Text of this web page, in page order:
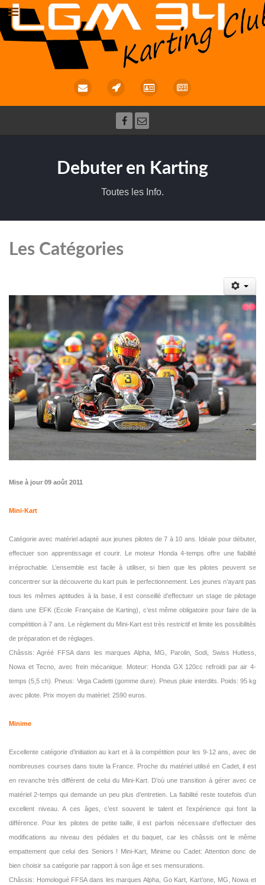
Debuter en Karting
Toutes les Info.
Les Catégories
Mise à jour 09 août 2011
Mini-Kart
Catégorie avec matériel adapté aux jeunes pilotes de 7 à 10 ans. Idéale pour débuter,
effectuer son apprentissage et courir. Le moteur Honda 4-temps offre une fiabilité
irréprochable. L’ensemble est facile à utiliser, si bien que les pilotes peuvent se
concentrer sur la découverte du kart puis le perfectionnement. Les jeunes n’ayant pas
tous les mêmes aptitudes à la base, il est conseillé d’effectuer un stage de pilotage
dans une EFK (Ecole Française de Karting), c’est même obligatoire pour faire de la
compétition à 7 ans. Le règlement du Mini-Kart est très restrictif et limite les possibilités
de préparation et de réglages.
Châssis: Agréé FFSA dans les marques Alpha, MG, Parolin, Sodi, Swiss Hutless,
Nowa et Tecno, avec frein mécanique. Moteur: Honda GX 120cc refroidi par air 4-
temps (5,5 ch). Pneus: Vega Cadetti (gomme dure). Pneus pluie interdits. Poids: 95 kg
avec pilote. Prix moyen du matériel: 2590 euros.
Minime
Excellente catégorie d’initiation au kart et à la compétition pour les 9-12 ans, avec de
nombreuses courses dans toute la France. Proche du matériel utilisé en Cadet, il est
en revanche très différent de celui du Mini-Kart. D’où une transition à gérer avec ce
matériel 2-temps qui demande un peu plus d’entretien. La fiabilité reste toutefois d’un
excellent niveau. A ces âges, c’est souvent le talent et l’expérience qui font la
différence. Pour les pilotes de petite taille, il est parfois nécessaire d’effectuer des
modifications au niveau des pédales et du baquet, car les châssis ont le même
empattement que celui des Seniors ! Mini-Kart, Minime ou Cadet: Attention donc de
bien choisir sa catégorie par rapport à son âge et ses mensurations.
Châssis: Homologué FFSA dans les marques Alpha, Go Kart, Kart’one, MG, Nowa et